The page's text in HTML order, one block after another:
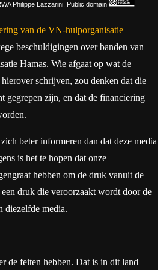
Philippe Lazzarini. Public domain
van de VN-hulporganisatie
beschuldigingen over banden van
Hamas. Wie afgaat op wat de
schrijven, zou denken dat die
gegrepen zijn, en dat de financiering
beter informeren dan dat deze media
is het te hopen dat onze
hebben om de druk vanuit de
druk die veroorzaakt wordt door de
diezelfde media.
de feiten hebben. Dat is in dit land